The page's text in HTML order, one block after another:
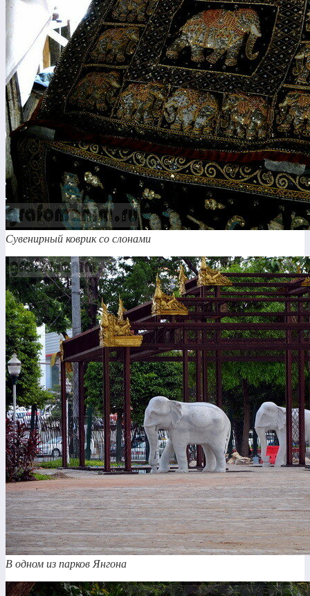
Сувенирный коврик со слонами
В одном из парков Янгона